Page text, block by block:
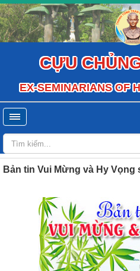
CỰU
EX-SEMINARIANS OF
Bản tin Vui Mừng và Hy Vọng